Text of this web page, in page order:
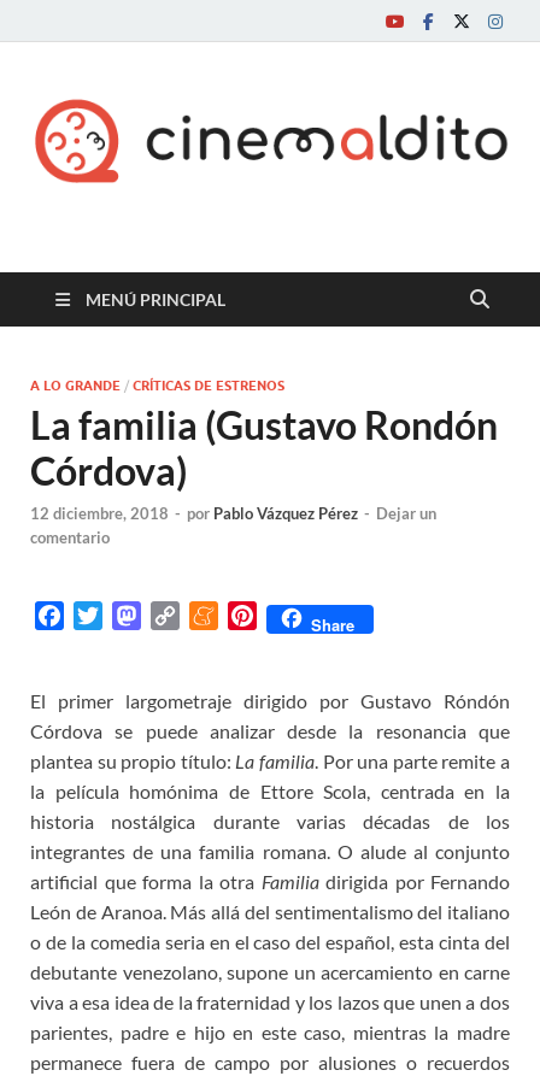
Cine maldito
MENÚ PRINCIPAL
A LO GRANDE / CRÍTICAS DE ESTRENOS
La familia (Gustavo Rondón
Córdova)
12 diciembre, 2018 - por Pablo Vázquez Pérez - Dejar un
comentario
e
b
o
o
k
t
e
r
M
t
o
d
o
n
y
L
i
n
k
M
e
a
m
P
t
e
r
e
s
Share
El primer largometraje dirigido por Gustavo Róndón
Córdova se puede analizar desde la resonancia que
plantea su propio título: La familia. Por una parte remite a
la película homónima de Ettore Scola, centrada en la
historia nostálgica durante varias décadas de los
integrantes de una familia romana. O alude al conjunto
artificial que forma la otra Familiadirigida por Fernando
León de Aranoa. Más allá del sentimentalismo del italiano
o de la comedia seria en el caso del español, esta cinta del
debutante venezolano, supone un acercamiento en carne
viva a esa idea de la fraternidad y los lazos que unen a dos
parientes, padre e hijo en este caso, mientras la madre
permanece fuera de campo por alusiones o recuerdos